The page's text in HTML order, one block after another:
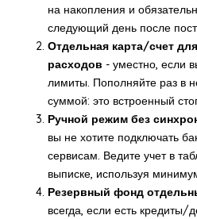
на накопления и
следующий день после
Отдельная карта/счет
расходов - уместно, если
лимиты. Пополняйте раз в
суммой: это встроенный
Ручной режим без
вы не хотите подключать
сервисам. Ведите учет в
выписке, используя
Резервный фонд
всегда, если есть кредиты/